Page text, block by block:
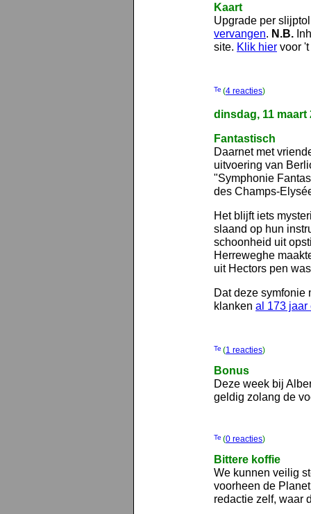
Kaart
Upgrade per
vervangen. N.B.
site. Klik hier voor
(4 reacties)
dinsdag, 11 maart
Fantastisch
Daarnet met
uitvoering van
"Symphonie
des Champs-
Het blijft iets
slaand op hun
schoonheid uit
Herreweghe
uit Hectors pen
Dat deze symfonie
klanken al 173 jaar
(1 reacties)
Bonus
Deze week bij
geldig zolang de
(0 reacties)
Bittere koffie
We kunnen veilig
voorheen de
redactie zelf, waar